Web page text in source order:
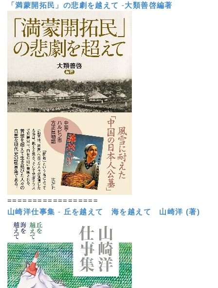
「満蒙開拓民」の悲劇を越えて -大類善啓編著
==================
山崎洋仕事集 - 丘を越えて 海を越えて 山崎洋 (著)